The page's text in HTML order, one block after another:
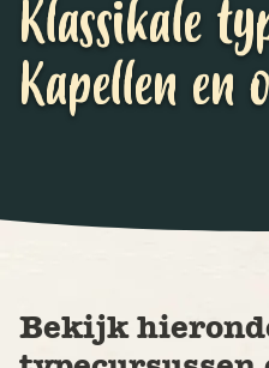
Klassikale
Kapellen en
Bekijk